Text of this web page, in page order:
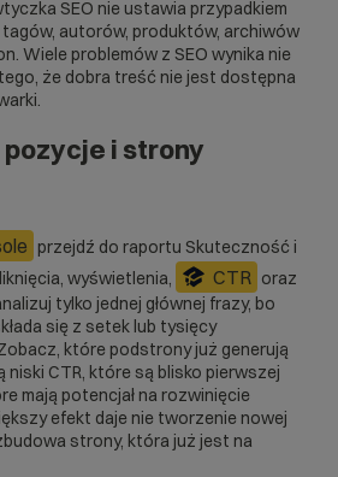
SEO nie ustawia przypadkiem
autorów, produktów, archiwów
Wiele problemów z SEO wynika nie
że dobra treść nie jest dostępna
i strony
przejdź do raportu Skuteczność i
wyświetlenia,
CTR oraz
tylko jednej głównej frazy, bo
się z setek lub tysięcy
które podstrony już generują
niski CTR, które są blisko pierwszej
mają potencjał na rozwinięcie
efekt daje nie tworzenie nowej
strony, która już jest na